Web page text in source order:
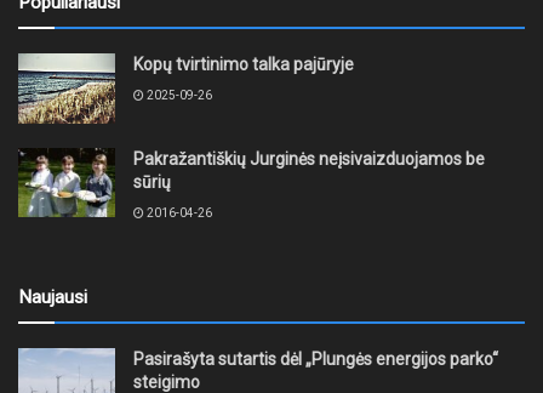
Kopų tvirtinimo talka pajūryje
2025-09-26
Pakražantiškių Jurginės neįsivaizduojamos be
sūrių
2016-04-26
Naujausi
Pasirašyta sutartis dėl „Plungės energijos parko“
steigimo